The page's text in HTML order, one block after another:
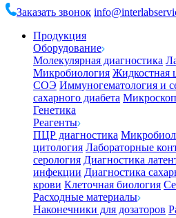
Заказать звонок
Продукция
Оборудование
Молекулярная диагностика
Микробиология Жидкостная
СОЭ Иммуногематология и
сахарного диабета
Генетика
Реагенты
ПЦР диагностика
цитология Лабораторные
серология Диагностика
инфекции Диагностика
крови Клеточная биология
Расходные материалы
Наконечники для дозаторов